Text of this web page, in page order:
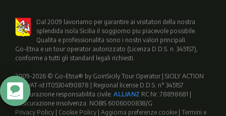
Dal 2009 lavoriamo per garantire ai visitatori della nostra
splendida isola Sicilia il soggiorno piu piacevole possibile.
Qualita e professionalita sono i nostri valori principali.
Go-Etna e un tour operator autorizzato (Licenza D.D.S. n. 3451S7),
conforme a tutti gli standard legali richiesti.
2009-2026 © Go-Etna® by GoinSicily Tour Operator | SICILY ACTION
SRL VAT-id:IT05304190878 | Regional license D.D.S. n° 3451S7
Assicurazione responsabilita civile: ALLIANZ RC Nr.:78898681 |
Assicurazione insolvenza: NOBIS 6006000838/G
Privacy Policy
Cookie Policy Aggiorna preferenze cookie Termini e